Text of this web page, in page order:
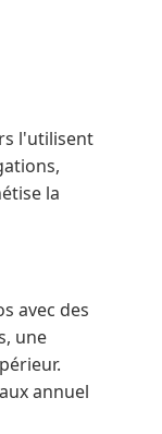
l'utilisent
la
avec des
une
annuel